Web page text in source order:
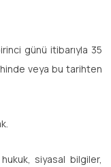
birinci günü itibarıyla 35
veya bu tarihten
siyasal bilgiler,